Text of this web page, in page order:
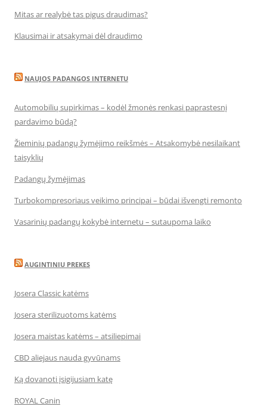
Mitas ar realybė tas pigus draudimas?
Klausimai ir atsakymai dėl draudimo
NAUJOS PADANGOS INTERNETU
Automobilių supirkimas – kodėl žmonės renkasi paprastesnį
pardavimo būdą?
Žieminių padangų žymėjimo reikšmės – Atsakomybė nesilaikant
taisyklių
Padangų žymėjimas
Turbokompresoriaus veikimo principai – būdai išvengti remonto
Vasarinių padangų kokybė internetu – sutaupoma laiko
AUGINTINIU PREKES
Josera Classic katėms
Josera sterilizuotoms katėms
Josera maistas katėms – atsiliepimai
CBD aliejaus nauda gyvūnams
Ką dovanoti įsigijusiam katę
ROYAL Canin